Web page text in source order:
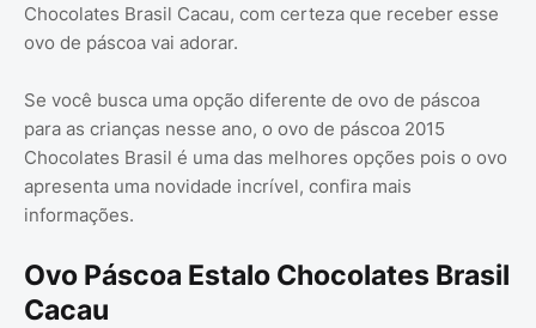
Chocolates Brasil Cacau, com certeza que receber esse
ovo de páscoa vai adorar.
Se você busca uma opção diferente de ovo de páscoa
para as crianças nesse ano, o ovo de páscoa 2015
Chocolates Brasil é uma das melhores opções pois o ovo
apresenta uma novidade incrível, confira mais
informações.
Ovo Páscoa Estalo Chocolates Brasil
Cacau